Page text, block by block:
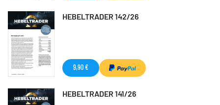
HEBELTRADER 142/26
9,90 €
HEBELTRADER 141/26